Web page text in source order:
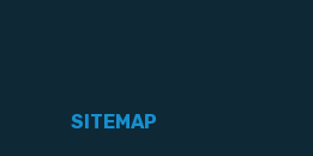
SITEMAP